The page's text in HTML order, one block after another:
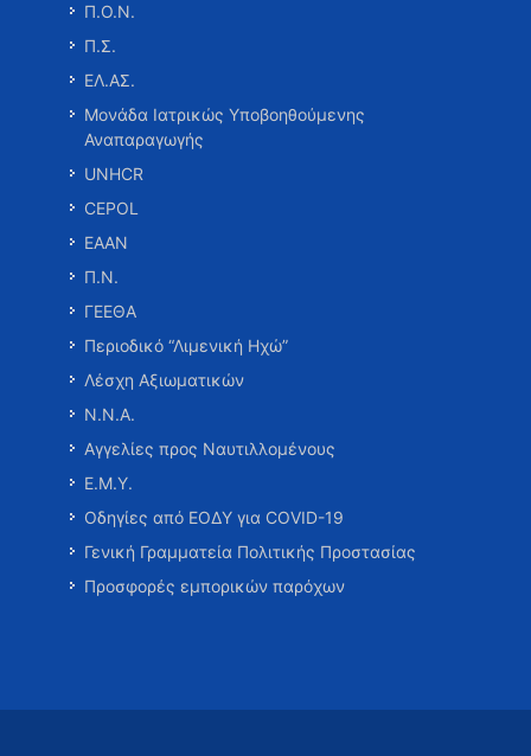
Π.Ο.Ν.
Π.Σ.
ΕΛ.ΑΣ.
Μονάδα Ιατρικώς Υποβοηθούμενης
Αναπαραγωγής
UNHCR
CEPOL
ΕΑΑΝ
Π.Ν.
ΓΕΕΘΑ
Περιοδικό “Λιμενική Ηχώ”
Λέσχη Αξιωματικών
Ν.Ν.Α.
Αγγελίες προς Ναυτιλλομένους
Ε.Μ.Υ.
Οδηγίες από ΕΟΔΥ για COVID-19
Γενική Γραμματεία Πολιτικής Προστασίας
Προσφορές εμπορικών παρόχων